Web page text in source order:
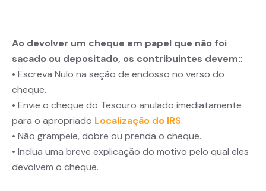
Ao devolver um cheque em papel que não foi
sacado ou depositado, os contribuintes devem::
• Escreva Nulo na seção de endosso no verso do
cheque.
• Envie o cheque do Tesouro anulado imediatamente
para o apropriado Localização do IRS.
• Não grampeie, dobre ou prenda o cheque.
• Inclua uma breve explicação do motivo pelo qual eles
devolvem o cheque.